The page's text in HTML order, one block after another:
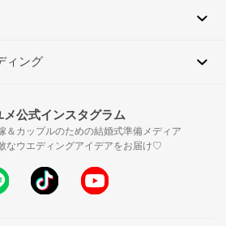
ィング
メ公式インスタグラム
＆カップルのための結婚式準備メディア
なウエディングアイデアをお届け♡